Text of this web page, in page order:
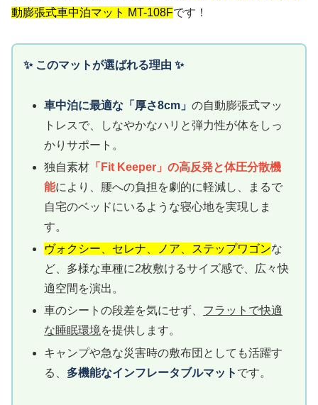
動膨張式車中泊マット MT-108Fです！
✨ このマットが選ばれる理由 ✨
車中泊に最適な「厚さ8cm」の自動膨張式マッ
トレスで、しなやかなハリと弾力性が体をしっ
かりサポート。
独自素材 「Fit Keeper」の高反発と体圧分散機
能により、腰への負担を劇的に軽減し、まるで
自宅のベッドにいるような寝心地を実現しま
す。
ヴォクシー、セレナ、ノア、ステップワゴンな
ど、多様な車種に2枚敷けるサイズ感で、広々快
適空間を演出。
車のシートの段差を気にせず、 フラットで快適
な睡眠環境を提供します。
キャンプや急な災害時の敷布団としても活躍す
る、 多機能なインフレータブルマット です。